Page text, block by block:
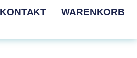
KONTAKT WARENKORB